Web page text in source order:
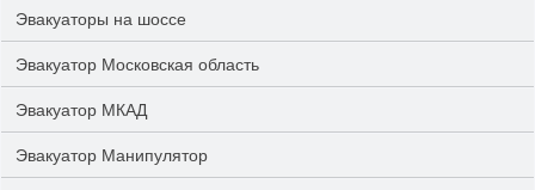
Эвакуаторы на шоссе
Эвакуатор Московская область
Эвакуатор МКАД
Эвакуатор Манипулятор